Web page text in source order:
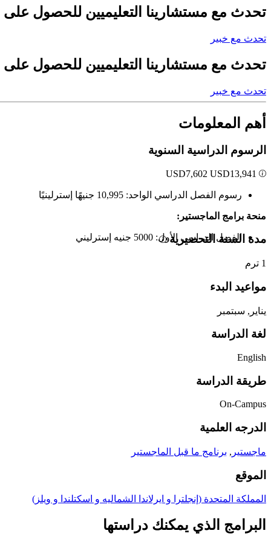
تحدث مع مستشارينا التعليميين للحصول على
تحدث مع خبير
تحدث مع مستشارينا التعليميين للحصول على
تحدث مع خبير
أهم المعلومات
الرسوم الدراسية السنوية
USD7,602 USD13,941
رسوم الفصل الدراسي الواحد: 10,995 جنيهًا إسترلينيًا
منحة برامج الماجستير:
الفصل الدراسي الأول: 5000 جنيه إسترليني
مدة السنة التحضيرية
1 ترم
مواعيد البدء
يناير, سبتمبر
لغة الدراسة
English
طريقة الدراسة
On-Campus
الدرجه العلمية
ماجستير , برنامج ما قبل الماجستير
الموقع
المملكة المتحدة (إنجلترا و ايرلاندا الشماليه و اسكتلندا و ويلز)
البرامج الذي يمكنك دراستها